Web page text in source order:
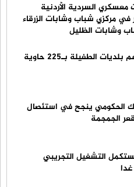
معسكري السردية الأردنية
في مركزي شباب وشابات الزرقاء
وشابات الظليل
الطفيلة بـ225 حاوية
الحكومي ينجح في استئصال
الجمجمة
التشغيل التجريبي